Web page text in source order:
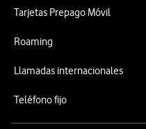
Tarjetas Prepago Móvil
Roaming
Llamadas internacionales
Teléfono fijo